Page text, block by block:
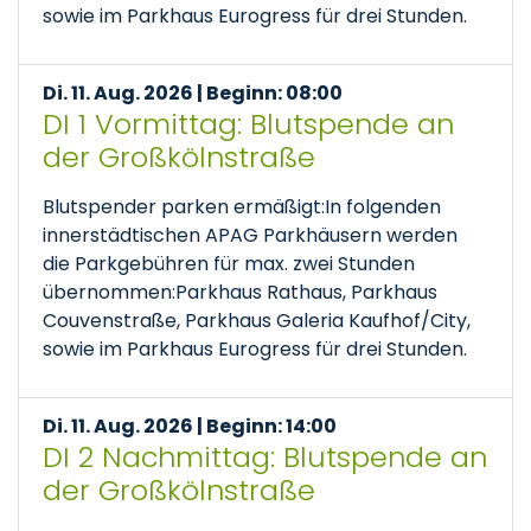
sowie im Parkhaus Eurogress für drei Stunden.
Di. 11. Aug. 2026 | Beginn: 08:00
DI 1 Vormittag: Blutspende an
der Großkölnstraße
Blutspender parken ermäßigt:In folgenden
innerstädtischen APAG Parkhäusern werden
die Parkgebühren für max. zwei Stunden
übernommen:Parkhaus Rathaus, Parkhaus
Couvenstraße, Parkhaus Galeria Kaufhof/City,
sowie im Parkhaus Eurogress für drei Stunden.
Di. 11. Aug. 2026 | Beginn: 14:00
DI 2 Nachmittag: Blutspende an
der Großkölnstraße